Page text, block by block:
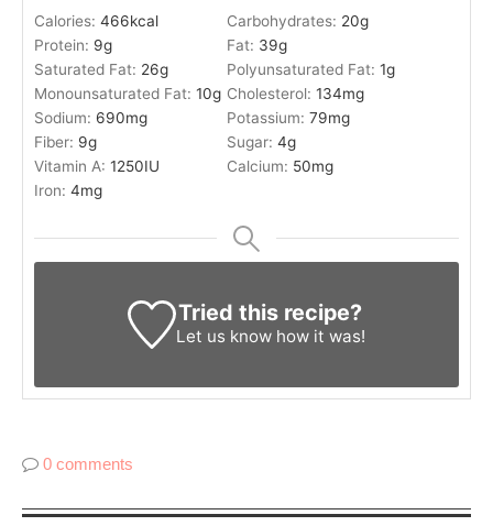
Calories: 466kcal Carbohydrates: 20g
Protein: 9g Fat: 39g
Saturated Fat: 26g Polyunsaturated Fat: 1g
Monounsaturated Fat: 10g Cholesterol: 134mg
Sodium: 690mg Potassium: 79mg
Fiber: 9g Sugar: 4g
Vitamin A: 1250IU Calcium: 50mg
Iron: 4mg
Tried this recipe?
Let us knowhow it was!
0 comments